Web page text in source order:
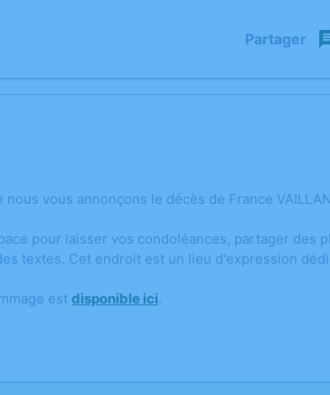
Partager
nous vous annonçons le décès de France
pour laisser vos condoléances, partager des
textes. Cet endroit est un lieu d'expression
est disponible ici.